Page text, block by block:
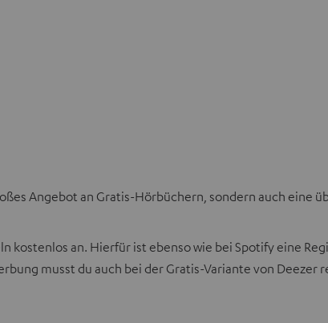
Angebot an Gratis-Hörbüchern, sondern auch eine
kostenlos an. Hierfür ist ebenso wie bei Spotify eine
musst du auch bei der Gratis-Variante von